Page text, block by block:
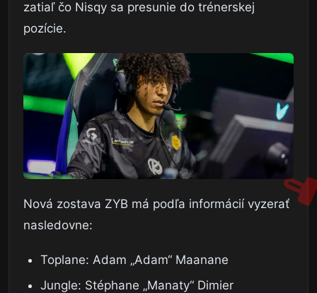
zatiaľ čo Nisqy sa presunie do trénerskej
pozície.
Nová zostava ZYB má podľa informácií vyzerať
nasledovne:
Toplane: Adam „Adam“ Maanane
Jungle: Stéphane „Manaty“ Dimier